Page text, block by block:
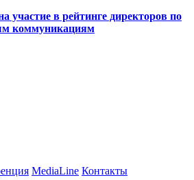
участие в рейтинге директоров по
коммуникациям
MediaLine Контакты